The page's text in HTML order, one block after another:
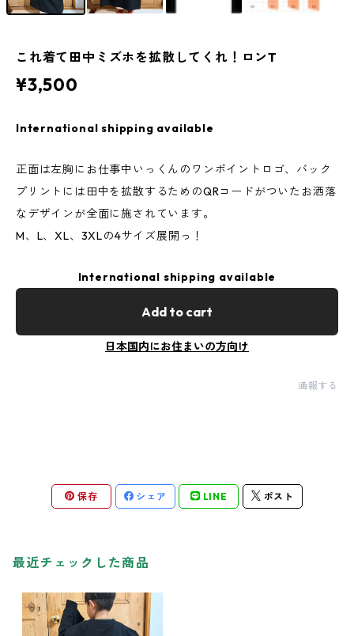
これ着て田中ミズホを拡散してくれ！ロンT
¥3,500
International shipping available
正面は左胸にお仕事中いっくんのワンポイントロゴ、バック
プリントには田中を拡散するためのQRコードがついたお洒落
なデザインが全面に施されています。
M、L、XL、3XLの4サイズ展開っ！
International shipping available
Add to cart
日本国内にお住まいの方向け
通報する
保存 シェア LINE ポスト
最近チェックした商品